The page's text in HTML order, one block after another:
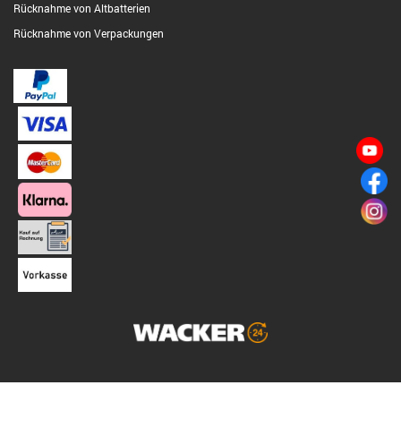
Rücknahme von Altbatterien
Rücknahme von Verpackungen